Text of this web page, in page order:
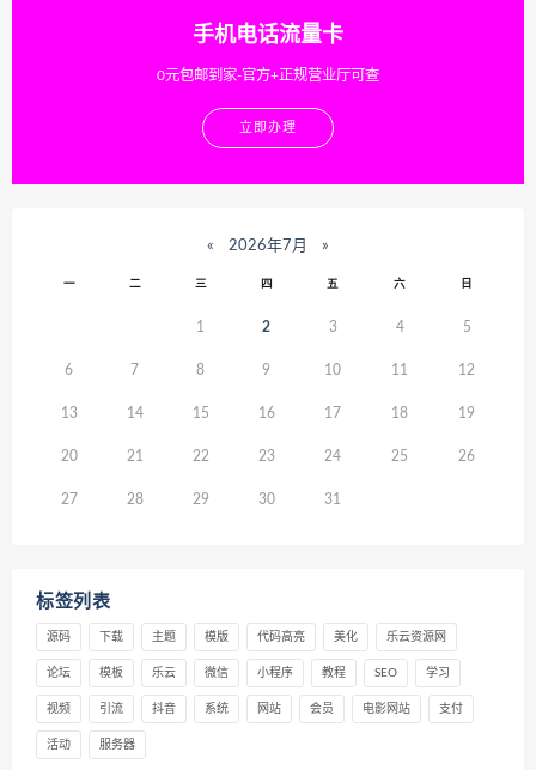
手机电话流量卡
0元包邮到家-官方+正规营业厅可查
立即办理
« 2026年7月 »
一 二 三 四 五 六 日
1 2 3 4 5
6 7 8 9 10 11 12
13 14 15 16 17 18 19
20 21 22 23 24 25 26
27 28 29 30 31
标签列表
源码 下载 主题 模版 代码高亮 美化 乐云资源网
论坛 模板 乐云 微信 小程序 教程 SEO 学习
视频 引流 抖音 系统 网站 会员 电影网站 支付
活动 服务器